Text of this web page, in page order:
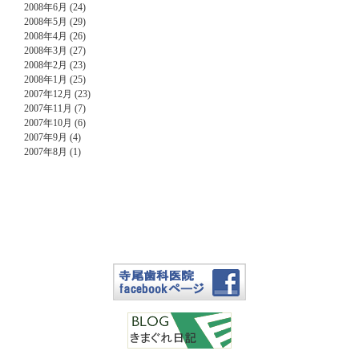
2008年6月 (24)
2008年5月 (29)
2008年4月 (26)
2008年3月 (27)
2008年2月 (23)
2008年1月 (25)
2007年12月 (23)
2007年11月 (7)
2007年10月 (6)
2007年9月 (4)
2007年8月 (1)